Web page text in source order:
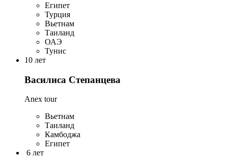
Египет
Турция
Вьетнам
Таиланд
ОАЭ
Тунис
10 лет
Василиса Степанцева
Anex tour
Вьетнам
Таиланд
Камбоджа
Египет
6 лет